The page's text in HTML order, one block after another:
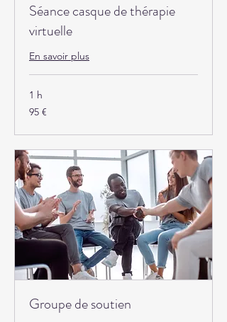
Séance casque de thérapie
virtuelle
En savoir plus
1 h
95
euros
95 €
Groupe de soutien